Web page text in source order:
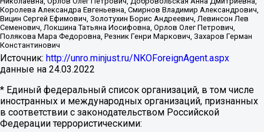
Королева Александра Евгеньевна, Смирнов Владимир Александрович,
Вицин Сергей Ефимович, Золотухин Борис Андреевич, Левинсон Лев
Семенович, Локшина Татьяна Иосифовна, Орлов Олег Петрович,
Полякова Мара Федоровна, Резник Генри Маркович, Захаров Герман
Константинович
Источник: http://unro.minjust.ru/NKOForeignAgent.aspx
данные на 24.03.2022
* Единый федеральный список организаций, в том числе
иностранных и международных организаций, признанных
в соответствии с законодательством Российской
Федерации террористическими: